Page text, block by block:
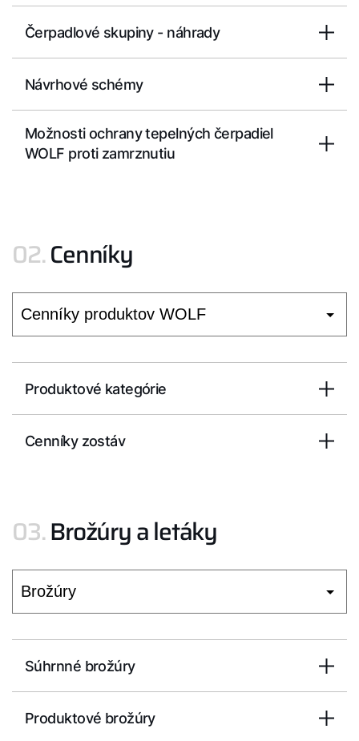
Čerpadlové skupiny - náhrady
Návrhové schémy
Možnosti ochrany tepelných čerpadiel
WOLF proti zamrznutiu
02.Cenníky
Produktové kategórie
Cenníky zostáv
03.Brožúry a letáky
Súhrnné brožúry
Produktové brožúry
Dobrý deň!
Ako vám môžeme pomôcť?
Služby WOLF
Servis
Kontakty
Servisný portál
WOLF Akadémia